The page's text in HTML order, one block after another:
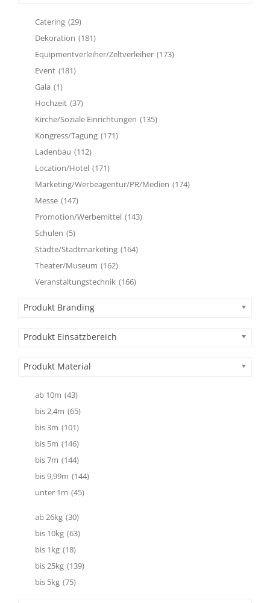
Catering (29)
Dekoration (181)
Equipmentverleiher/Zeltverleiher (173)
Event (181)
Gala (1)
Hochzeit (37)
Kirche/Soziale Einrichtungen (135)
Kongress/Tagung (171)
Ladenbau (112)
Location/Hotel (171)
Marketing/Werbeagentur/PR/Medien (174)
Messe (147)
Promotion/Werbemittel (143)
Schulen (5)
Städte/Stadtmarketing (164)
Theater/Museum (162)
Veranstaltungstechnik (166)
Produkt Branding
Produkt Einsatzbereich
Produkt Material
ab 10m (43)
bis 2,4m (65)
bis 3m (101)
bis 5m (146)
bis 7m (144)
bis 9,99m (144)
unter 1m (45)
ab 26kg (30)
bis 10kg (63)
bis 1kg (18)
bis 25kg (139)
bis 5kg (75)